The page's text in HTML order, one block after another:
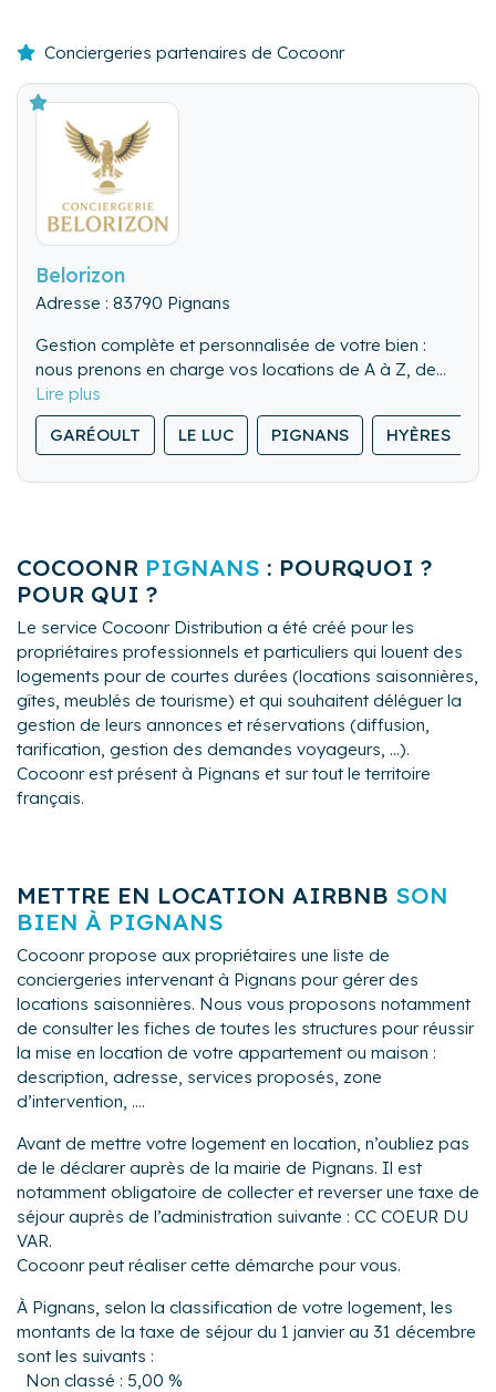
Conciergeries partenaires de Cocoonr
Belorizon
Adresse : 83790 Pignans
Gestion complète et personnalisée de votre bien :
nous prenons en charge vos locations de A à Z, de
l’accueil des voyageurs à l’entretien, pour une
tranquillité totale et une qualité de prestation
professionnelle.
GARÉOULT LE LUC PIGNANS HYÈRES
COCOONR PIGNANS : POURQUOI ?
POUR QUI ?
Le service Cocoonr Distribution a été créé pour les
propriétaires professionnels et particuliers qui louent des
logements pour de courtes durées (locations saisonnières,
gîtes, meublés de tourisme) et qui souhaitent déléguer la
gestion de leurs annonces et réservations (diffusion,
tarification, gestion des demandes voyageurs, ...).
Cocoonr est présent à Pignans et sur tout le territoire
français.
METTRE EN LOCATION AIRBNB SON
BIEN À PIGNANS
Cocoonr propose aux propriétaires une liste de
conciergeries intervenant à Pignans pour gérer des
locations saisonnières. Nous vous proposons notamment
de consulter les fiches de toutes les structures pour réussir
la mise en location de votre appartement ou maison :
description, adresse, services proposés, zone
d’intervention, ....
Avant de mettre votre logement en location, n’oubliez pas
de le déclarer auprès de la mairie de Pignans. Il est
notamment obligatoire de collecter et reverser une taxe de
séjour auprès de l’administration suivante : CC COEUR DU
VAR.
Cocoonr peut réaliser cette démarche pour vous.
À Pignans, selon la classification de votre logement, les
montants de la taxe de séjour du 1 janvier au 31 décembre
sont les suivants :
Non classé : 5,00 %